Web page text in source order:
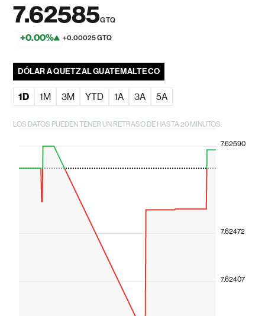
7.62585GTQ
+0.00% +0.00025 GTQ
DÓLAR A QUETZAL GUATEMALTECO
1D 1M 3M YTD 1A 3A 5A
LOS DATOS PUEDEN TENER UN RETRASO DE HASTA 20 MINUTOS.
7.62407
7.62472
7.62590